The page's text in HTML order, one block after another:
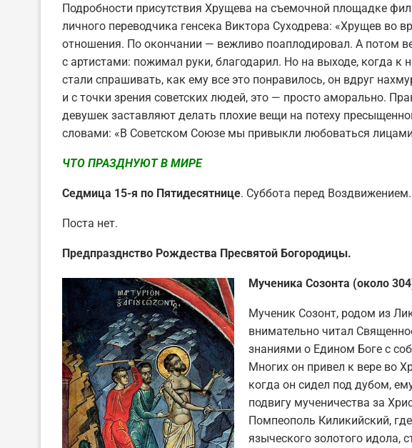
Подробности присутствия Хрущева на съемочной площадке
личного переводчика генсека Виктора Суходрева: «Хрущев во
отношения. По окончании — вежливо поаплодировал. А потом
с артистами: пожимал руки, благодарил. Но на выходе, когда к
стали спрашивать, как ему все это понравилось, он вдруг
и с точки зрения советских людей, это — просто аморально.
девушек заставляют делать плохие вещи на потеху
словами: «В Советском Союзе мы привыкли любоваться лицами
ЧТО ПРАЗДНУЮТ В МИРЕ
Седмица 15-я по Пятидесятнице. Суббота перед
Поста нет.
Предпразднство Рождества Пресвятой Богородицы.
Мученика Созонта (около
Мученик Созонт, родом из
внимательно читал
знаниями о Едином Боге с
Многих он привел к вере во
когда он сидел под дубом,
подвигу мученичества за
Помпеополь Киликийский,
языческого золотого идола,